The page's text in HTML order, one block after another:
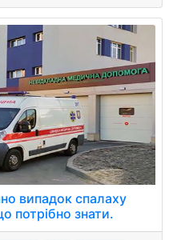
випадок спалаху
потрібно знати.